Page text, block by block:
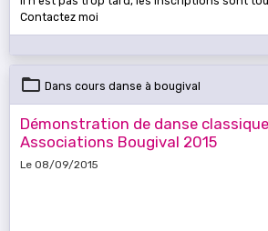
Contactez moi
Dans cours danse à bougival
Démonstration de danse
Associations Bougival 2015
Le 08/09/2015